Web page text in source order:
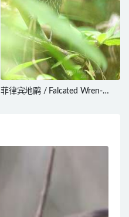
菲律宾地鹛 / Falcated Wren-